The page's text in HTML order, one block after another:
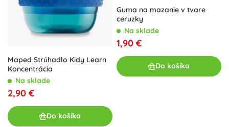
Maped Strúhadlo Kidy Learn
Koncentrácia
Na sklade
2,90 €
Do košíka
Guma na mazanie v tvare
ceruzky
Na sklade
1,90 €
Do košíka